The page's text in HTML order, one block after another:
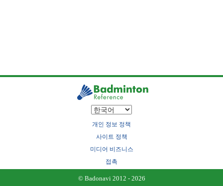
개인 정보 정책
사이트 정책
미디어 비즈니스
접촉
© Badonavi 2012 - 2026